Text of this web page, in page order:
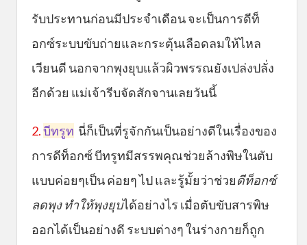
รับประทานก่อนมีประจำเดือน จะเป็นการดีท็
อกซ์ระบบขับถ่ายและกระตุ้นเลือดลมให้ไหล
เวียนดี นอกจากพุงยุบแล้วผิวพรรณยังเปล่งปลั่ง
อีกด้วย แม่เจ้ารีบจัดสักจานเลยวันนี้
2.บีทรูท นี่ก็เป็นที่รูจักกันเป็นอย่างดีในเรื่องของ
การดีท็อกซ์ บีทรูทมีสรรพคุณช่วยล้างพิษในตับ
แบบค่อยๆเป็น ค่อยๆ ไป และรู้มั้ยว่าช่วยดีท็อกซ์
ลดพุง ทำให้พุงยุบได้อย่างไร เมื่อตับขับสารพิษ
ออกได้เป็นอย่างดี ระบบต่างๆ ในร่างกายก็ถูก